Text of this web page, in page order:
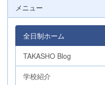
メニュー
全日制ホーム
TAKASHO Blog
学校紹介